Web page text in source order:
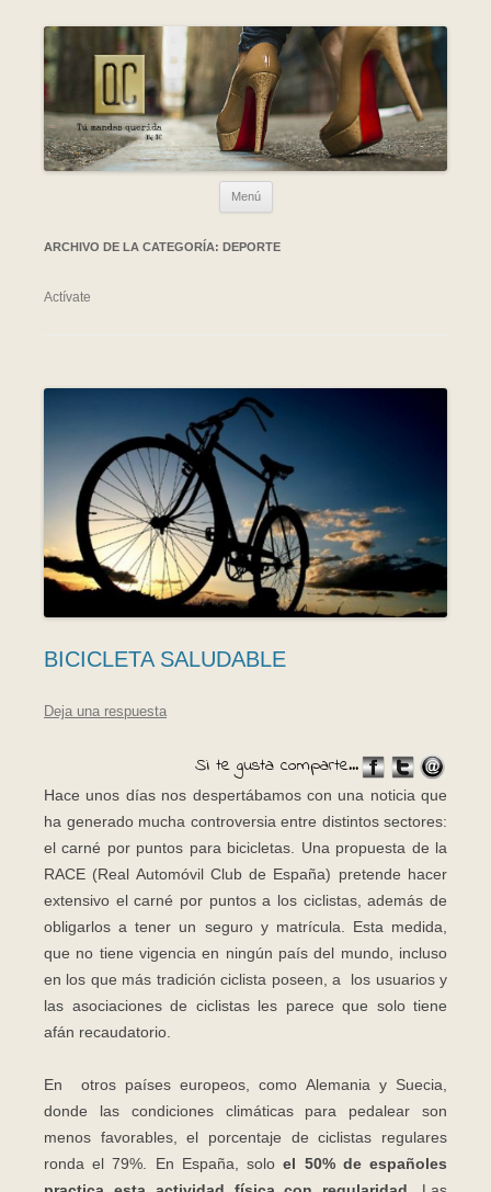
Menú
ARCHIVO DE LA CATEGORÍA: DEPORTE
Actívate
BICICLETA SALUDABLE
Deja una respuesta
Si te gusta comparte...
Hace unos días nos despertábamos con una noticia que
ha generado mucha controversia entre distintos sectores:
el carné por puntos para bicicletas. Una propuesta de la
RACE (Real Automóvil Club de España) pretende hacer
extensivo el carné por puntos a los ciclistas, además de
obligarlos a tener un seguro y matrícula. Esta medida,
que no tiene vigencia en ningún país del mundo, incluso
en los que más tradición ciclista poseen, a los usuarios y
las asociaciones de ciclistas les parece que solo tiene
afán recaudatorio.
En otros países europeos, como Alemania y Suecia,
donde las condiciones climáticas para pedalear son
menos favorables, el porcentaje de ciclistas regulares
ronda el 79%. En España, soloel 50% de españoles